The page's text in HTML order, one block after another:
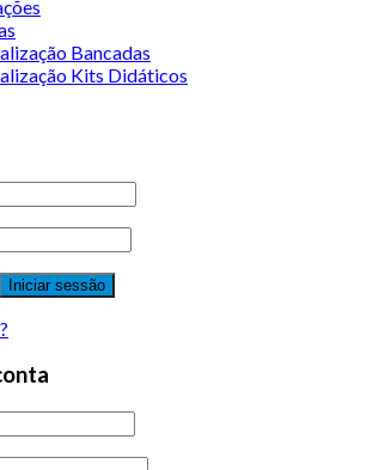
Bancadas
Kits Didáticos
Iniciar sessão